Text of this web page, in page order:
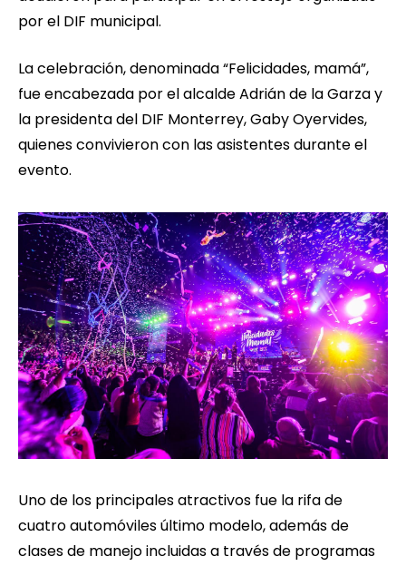
por el DIF municipal.
La celebración, denominada “Felicidades, mamá”,
fue encabezada por el alcalde Adrián de la Garza y
la presidenta del DIF Monterrey, Gaby Oyervides,
quienes convivieron con las asistentes durante el
evento.
Uno de los principales atractivos fue la rifa de
cuatro automóviles último modelo, además de
clases de manejo incluidas a través de programas